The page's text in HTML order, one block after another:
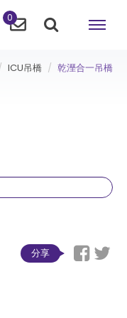
0
ICU吊橋 乾溼合一吊橋
分享